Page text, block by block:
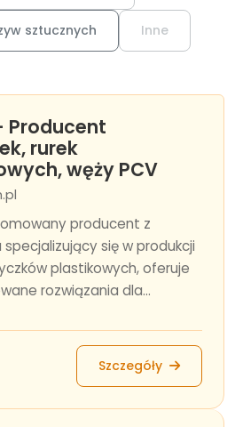
sztucznych Inne
Producent
rurek
węży PCV
producent z
specjalizujący się w produkcji
plastikowych, oferuje
rozwiązania dla...
Szczegóły